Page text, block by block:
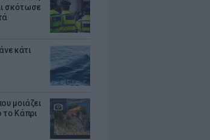
σκότωσε
κάτι
μοιάζει
το Κάπρι